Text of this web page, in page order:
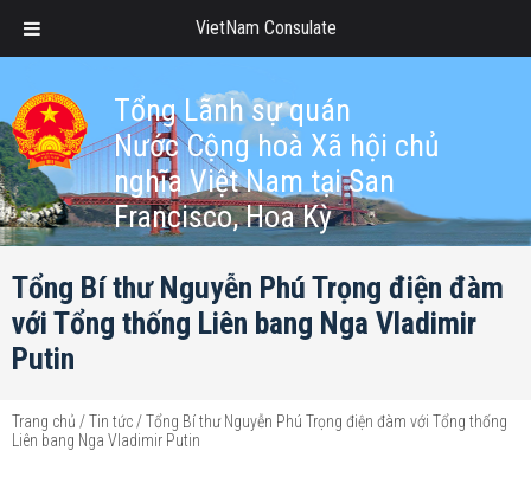
Tổng Lãnh sự quán
Nước Cộng hoà Xã hội chủ
nghĩa Việt Nam tại San
Francisco, Hoa Kỳ
Tổng Bí thư Nguyễn Phú Trọng điện đàm
với Tổng thống Liên bang Nga Vladimir
Putin
Trang chủ /Tin tức /Tổng Bí thư Nguyễn Phú Trọng điện đàm với Tổng thống
Liên bang Nga Vladimir Putin
VietNam Consulate